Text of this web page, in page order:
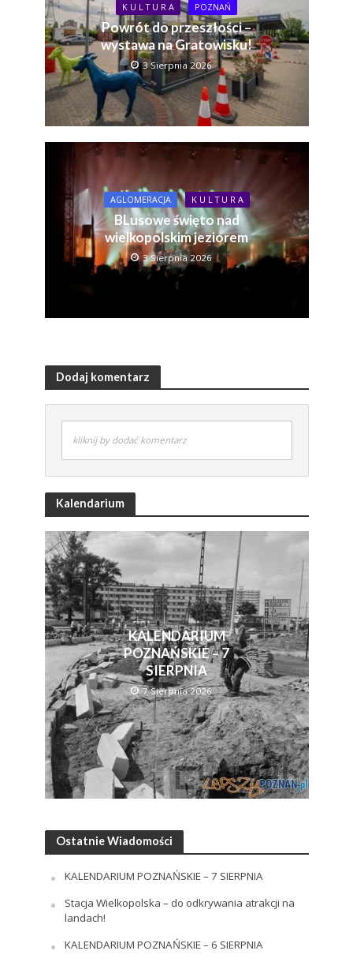
K U L T U R A POZNAŃ
Powrót do przeszłości –
wystawa na Gratowisku!
3 Sierpnia 2026
AGLOMERACJA K U L T U R A
BLusowe święto nad
wielkopolskim jeziorem
3 Sierpnia 2026
Dodaj komentarz
kliknij by dodać komentarz
Kalendarium
KALENDARIUM
POZNAŃSKIE – 7
SIERPNIA
7 Sierpnia 2026
Ostatnie Wiadomości
KALENDARIUM POZNAŃSKIE – 7 SIERPNIA
Stacja Wielkopolska – do odkrywania atrakcji na
landach!
KALENDARIUM POZNAŃSKIE – 6 SIERPNIA